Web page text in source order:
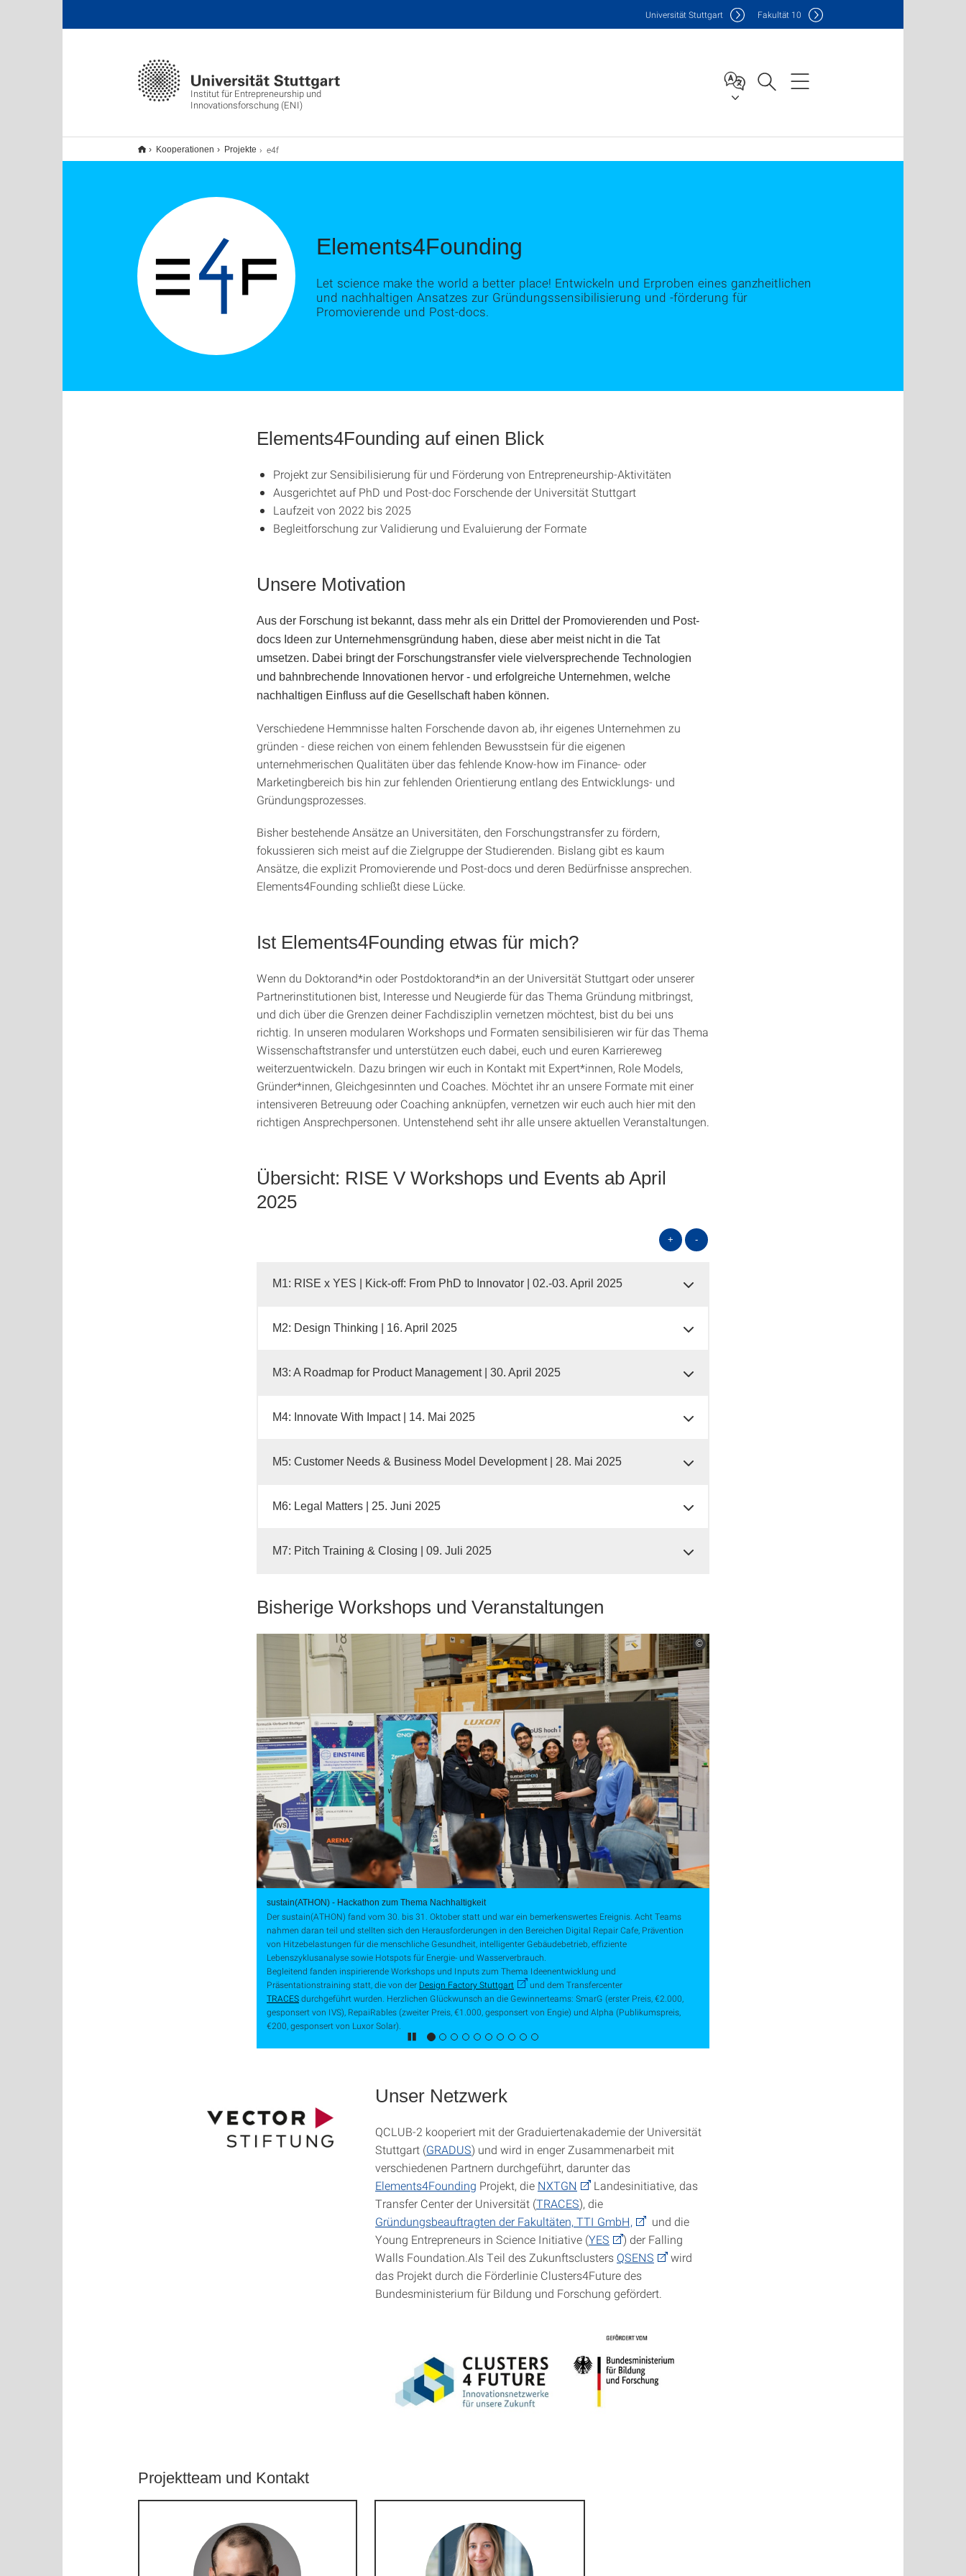
Institut für Entrepreneurship und
Innovationsforschung (ENI)
Universität Stuttgart Fakultät 10
Kooperationen Projekte e4f
Elements4Founding
Let science make the world a better place! Entwickeln und Erproben eines ganzheitlichen
und nachhaltigen Ansatzes zur Gründungssensibilisierung und -förderung für
Promovierende und Post-docs.
Elements4Founding auf einen Blick
Projekt zur Sensibilisierung für und Förderung von Entrepreneurship-Aktivitäten
Ausgerichtet auf PhD und Post-doc Forschende der Universität Stuttgart
Laufzeit von 2022 bis 2025
Begleitforschung zur Validierung und Evaluierung der Formate
Unsere Motivation
Aus der Forschung ist bekannt, dass mehr als ein Drittel der Promovierenden und Post-
docs Ideen zur Unternehmensgründung haben, diese aber meist nicht in die Tat
umsetzen. Dabei bringt der Forschungstransfer viele vielversprechende Technologien
und bahnbrechende Innovationen hervor - und erfolgreiche Unternehmen, welche
nachhaltigen Einfluss auf die Gesellschaft haben können.
Verschiedene Hemmnisse halten Forschende davon ab, ihr eigenes Unternehmen zu
gründen - diese reichen von einem fehlenden Bewusstsein für die eigenen
unternehmerischen Qualitäten über das fehlende Know-how im Finance- oder
Marketingbereich bis hin zur fehlenden Orientierung entlang des Entwicklungs- und
Gründungsprozesses.
Bisher bestehende Ansätze an Universitäten, den Forschungstransfer zu fördern,
fokussieren sich meist auf die Zielgruppe der Studierenden. Bislang gibt es kaum
Ansätze, die explizit Promovierende und Post-docs und deren Bedürfnisse ansprechen.
Elements4Founding schließt diese Lücke.
Ist Elements4Founding etwas für mich?
Wenn du Doktorand*in oder Postdoktorand*in an der Universität Stuttgart oder unserer
Partnerinstitutionen bist, Interesse und Neugierde für das Thema Gründung mitbringst,
und dich über die Grenzen deiner Fachdisziplin vernetzen möchtest, bist du bei uns
richtig. In unseren modularen Workshops und Formaten sensibilisieren wir für das Thema
Wissenschaftstransfer und unterstützen euch dabei, euch und euren Karriereweg
weiterzuentwickeln. Dazu bringen wir euch in Kontakt mit Expert*innen, Role Models,
Gründer*innen, Gleichgesinnten und Coaches. Möchtet ihr an unsere Formate mit einer
intensiveren Betreuung oder Coaching anknüpfen, vernetzen wir euch auch hier mit den
richtigen Ansprechpersonen. Untenstehend seht ihr alle unsere aktuellen Veranstaltungen.
Übersicht: RISE V Workshops und Events ab April
2025
+ -
M1: RISE x YES | Kick-off: From PhD to Innovator | 02.-03. April 2025
M2: Design Thinking | 16. April 2025
M3: A Roadmap for Product Management | 30. April 2025
M4: Innovate With Impact | 14. Mai 2025
M5: Customer Needs & Business Model Development | 28. Mai 2025
M6: Legal Matters | 25. Juni 2025
M7: Pitch Training & Closing | 09. Juli 2025
Bisherige Workshops und Veranstaltungen
©
sustain(ATHON) - Hackathon zum Thema Nachhaltigkeit
Der sustain(ATHON) fand vom 30. bis 31. Oktober statt und war ein bemerkenswertes Ereignis. Acht Teams
nahmen daran teil und stellten sich den Herausforderungen in den Bereichen Digital Repair Cafe, Prävention
von Hitzebelastungen für die menschliche Gesundheit, intelligenter Gebäudebetrieb, effiziente
Lebenszyklusanalyse sowie Hotspots für Energie- und Wasserverbrauch.
Begleitend fanden inspirierende Workshops und Inputs zum Thema Ideenentwicklung und
Präsentationstraining statt, die von der Design Factory Stuttgart
und dem Transfercenter
TRACESdurchgeführt wurden. Herzlichen Glückwunsch an die Gewinnerteams: SmarG (erster Preis, €2.000,
gesponsert von IVS), RepaiRables (zweiter Preis, €1.000, gesponsert von Engie) und Alpha (Publikumspreis,
€200, gesponsert von Luxor Solar).
Unser Netzwerk
QCLUB-2 kooperiert mit der Graduiertenakademie der Universität
Stuttgart (GRADUS) und wird in enger Zusammenarbeit mit
verschiedenen Partnern durchgeführt, darunter das
Elements4Founding Projekt, die NXTGN
Landesinitiative, das
Transfer Center der Universität (TRACES), die
Gründungsbeauftragten der Fakultäten, TTI GmbH,
und die
Young Entrepreneurs in Science Initiative (YES
) der Falling
Walls Foundation.Als Teil des Zukunftsclusters QSENS
wird
das Projekt durch die Förderlinie Clusters4Future des
Bundesministerium für Bildung und Forschung gefördert.
Projektteam und Kontakt